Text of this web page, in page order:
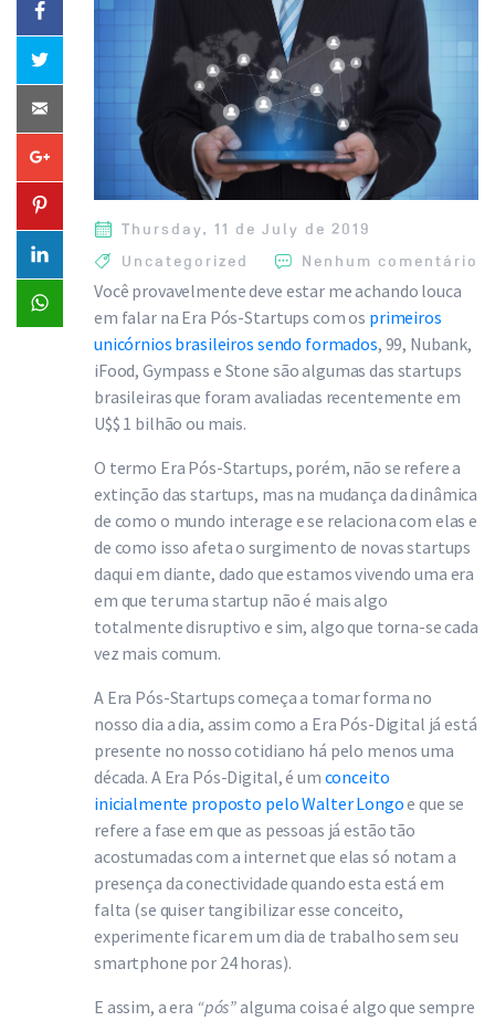
Thursday, 11 de July de 2019
Uncategorized
Nenhum comentário
Você provavelmente deve estar me achando louca
em falar na Era Pós-Startups com os primeiros
unicórnios brasileiros sendo formados, 99, Nubank,
iFood, Gympass e Stone são algumas das startups
brasileiras que foram avaliadas recentemente em
U$$ 1 bilhão ou mais.
O termo Era Pós-Startups, porém, não se refere a
extinção das startups, mas na mudança da dinâmica
de como o mundo interage e se relaciona com elas e
de como isso afeta o surgimento de novas startups
daqui em diante, dado que estamos vivendo uma era
em que ter uma startup não é mais algo
totalmente disruptivo e sim, algo que torna-se cada
vez mais comum.
A Era Pós-Startups começa a tomar forma no
nosso dia a dia, assim como a Era Pós-Digital já está
presente no nosso cotidiano há pelo menos uma
década. A Era Pós-Digital, é um conceito
inicialmente proposto pelo Walter Longoe que se
refere a fase em que as pessoas já estão tão
acostumadas com a internet que elas só notam a
presença da conectividade quando esta está em
falta (se quiser tangibilizar esse conceito,
experimente ficar em um dia de trabalho sem seu
smartphone por 24 horas).
E assim, a era “pós”alguma coisa é algo que sempre